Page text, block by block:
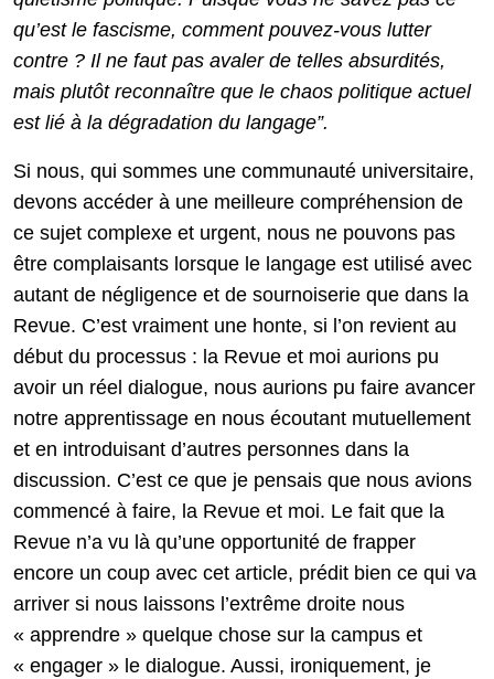
qu’est le fascisme, comment pouvez-vous lutter
contre ? Il ne faut pas avaler de telles absurdités,
mais plutôt reconnaître que le chaos politique actuel
est lié à la dégradation du langage”.
Si nous, qui sommes une communauté universitaire,
devons accéder à une meilleure compréhension de
ce sujet complexe et urgent, nous ne pouvons pas
être complaisants lorsque le langage est utilisé avec
autant de négligence et de sournoiserie que dans la
Revue. C’est vraiment une honte, si l’on revient au
début du processus : la Revue et moi aurions pu
avoir un réel dialogue, nous aurions pu faire avancer
notre apprentissage en nous écoutant mutuellement
et en introduisant d’autres personnes dans la
discussion. C’est ce que je pensais que nous avions
commencé à faire, la Revue et moi. Le fait que la
Revue n’a vu là qu’une opportunité de frapper
encore un coup avec cet article, prédit bien ce qui va
arriver si nous laissons l’extrême droite nous
« apprendre » quelque chose sur la campus et
« engager » le dialogue. Aussi, ironiquement, je